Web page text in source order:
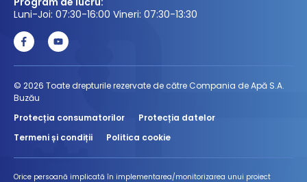
Luni-Joi: 07:30-16:00 Vineri: 07:30-13:30
© 2026 Toate drepturile rezervate de către Compania de Apă S.A.
Buzău
Protecția consumatorilor
Protecția datelor
Termeni și condiții
Politica cookie
Orice persoană implicată în implementarea/monitorizarea unui proiect